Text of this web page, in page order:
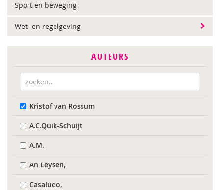
Sport en beweging
Wet- en regelgeving
AUTEURS
Kristof van Rossum
A.C.Quik-Schuijt
A.M.
An Leysen,
Casaludo,